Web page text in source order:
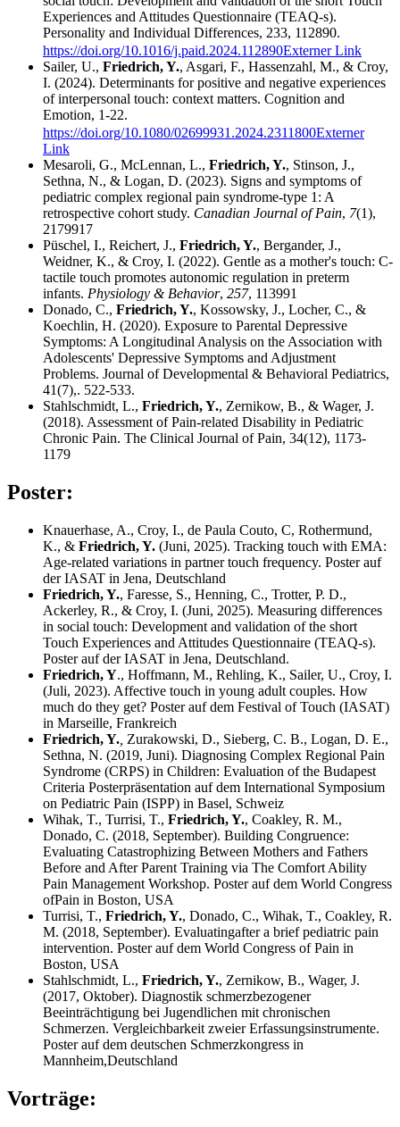
Experiences and Attitudes Questionnaire (TEAQ-s).
Personality and Individual Differences, 233, 112890.
https://doi.org/10.1016/j.paid.2024.112890Externer Link
Sailer, U., Friedrich, Y., Asgari, F., Hassenzahl, M., & Croy,
I. (2024). Determinants for positive and negative experiences
of interpersonal touch: context matters. Cognition and
Emotion, 1-22.
https://doi.org/10.1080/02699931.2024.2311800Externer
Link
Mesaroli, G., McLennan, L., Friedrich, Y., Stinson, J.,
Sethna, N., & Logan, D. (2023). Signs and symptoms of
pediatric complex regional pain syndrome-type 1: A
retrospective cohort study. Canadian Journal of Pain, 7(1),
2179917
Püschel, I., Reichert, J., Friedrich, Y., Bergander, J.,
Weidner, K., & Croy, I. (2022). Gentle as a mother's touch: C-
tactile touch promotes autonomic regulation in preterm
infants. Physiology & Behavior, 257, 113991
Donado, C., Friedrich, Y., Kossowsky, J., Locher, C., &
Koechlin, H. (2020). Exposure to Parental Depressive
Symptoms: A Longitudinal Analysis on the Association with
Adolescents' Depressive Symptoms and Adjustment
Problems. Journal of Developmental & Behavioral Pediatrics,
41(7),. 522-533.
Stahlschmidt, L., Friedrich, Y., Zernikow, B., & Wager, J.
(2018). Assessment of Pain-related Disability in Pediatric
Chronic Pain. The Clinical Journal of Pain, 34(12), 1173-
1179
Poster:
Knauerhase, A., Croy, I., de Paula Couto, C, Rothermund,
K., & Friedrich, Y. (Juni, 2025). Tracking touch with EMA:
Age-related variations in partner touch frequency. Poster auf
der IASAT in Jena, Deutschland
Friedrich, Y., Faresse, S., Henning, C., Trotter, P. D.,
Ackerley, R., & Croy, I. (Juni, 2025). Measuring differences
in social touch: Development and validation of the short
Touch Experiences and Attitudes Questionnaire (TEAQ-s).
Poster auf der IASAT in Jena, Deutschland.
Friedrich, Y., Hoffmann, M., Rehling, K., Sailer, U., Croy, I.
(Juli, 2023). Affective touch in young adult couples. How
much do they get? Poster auf dem Festival of Touch (IASAT)
in Marseille, Frankreich
Friedrich, Y. Zurakowski, D., Sieberg, C. B., Logan, D. E.,
Sethna, N. (2019, Juni). Diagnosing Complex Regional Pain
Syndrome (CRPS) in Children: Evaluation of the Budapest
Criteria Posterpräsentation auf dem International Symposium
on Pediatric Pain (ISPP) in Basel, Schweiz
Wihak, T., Turrisi, T., Friedrich, Y., Coakley, R. M.,
Donado, C. (2018, September). Building Congruence:
Evaluating Catastrophizing Between Mothers and Fathers
Before and After Parent Training via The Comfort Ability
Pain Management Workshop. Poster auf dem World Congress
ofPain in Boston, USA
Turrisi, T., Friedrich, Y., Donado, C., Wihak, T., Coakley, R.
M. (2018, September). Evaluatingafter a brief pediatric pain
intervention. Poster auf dem World Congress of Pain in
Boston, USA
Stahlschmidt, L., Friedrich, Y., Zernikow, B., Wager, J.
(2017, Oktober). Diagnostik schmerzbezogener
Beeinträchtigung bei Jugendlichen mit chronischen
Schmerzen. Vergleichbarkeit zweier Erfassungsinstrumente.
Poster auf dem deutschen Schmerzkongress in
Mannheim,Deutschland
Vorträge: